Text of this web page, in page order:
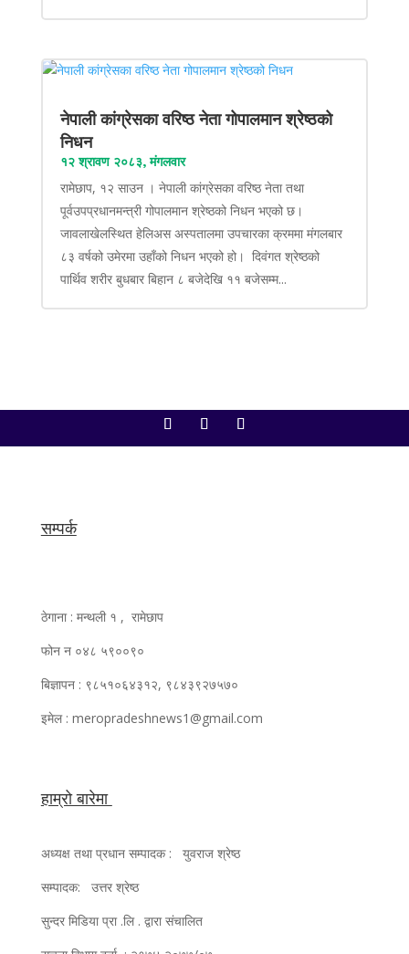
नेपाली कांग्रेसका वरिष्ठ नेता गोपालमान श्रेष्ठको
निधन
१२ श्रावण २०८३, मंगलवार
रामेछाप, १२ साउन । नेपाली कांग्रेसका वरिष्ठ नेता तथा
पूर्वउपप्रधानमन्त्री गोपालमान श्रेष्ठको निधन भएको छ।
जावलाखेलस्थित हेलिअस अस्पतालमा उपचारका क्रममा मंगलबार
८३ वर्षको उमेरमा उहाँको निधन भएको हो। दिवंगत श्रेष्ठको
पार्थिव शरीर बुधबार बिहान ८ बजेदेखि ११ बजेसम्म...
सम्पर्क
ठेगाना : मन्थली १ , रामेछाप
फोन न ०४८ ५९००९०
बिज्ञापन : ९८५१०६४३१२, ९८४३९२७५७०
इमेल : meropradeshnews1@gmail.com
हाम्रो बारेमा
अध्यक्ष तथा प्रधान सम्पादक : युवराज श्रेष्ठ
सम्पादक: उत्तर श्रेष्ठ
सुन्दर मिडिया प्रा .लि . द्वारा संचालित